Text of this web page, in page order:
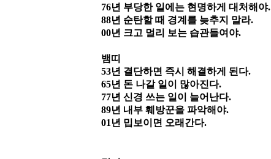
76년 부당한 일에는 현명하게 대처해야.
88년 순탄할 때 경계를 늦추지 말라.
00년 크고 멀리 보는 습관들여야.
뱀띠
53년 결단하면 즉시 해결하게 된다.
65년 돈 나갈 일이 많아진다.
77년 신경 쓰는 일이 늘어난다.
89년 내부 훼방꾼을 파악해야.
01 년 밉보이면 오래간다.